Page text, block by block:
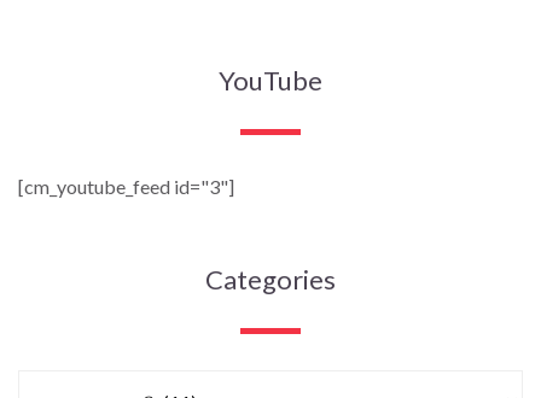
YouTube
[cm_youtube_feed id="3"]
Categories